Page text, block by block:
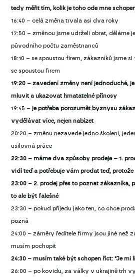
tedy měřit tím, kolik je toho ode mne
16:40 – celá změna trvala asi dva roky
17:50 – změnou jsme udrželi obrat, děláme
původního počtu zaměstnanců
18:10 – se spoustou firem, zákazníků jsme
se spoustou firem
19:20 – zavedení změny není jednoduché,
mluvit a ukazovat hmatatelné přínosy
19:45 – je potřeba porozumět byznysu
vydělávat více, nejen nabízet
20:20 – změnu nezavede jedno školení,
usilovná práce
22:30 – máme dva způsoby prodeje – 1.
vidí teď a potřebuje vám prodat teď,
23:00 – 2. prodej přes to poznat zákazníka,
to ale být falešné
23:30 – pokud přijedu jako ten, co chce
pozná
24:00 – záměry ředitele firmy jsou jiné než
musím pochopit
24:30 – musím také být schopen říct: “Je mi
26:00 – po kovidu, za války v ukrajině trh